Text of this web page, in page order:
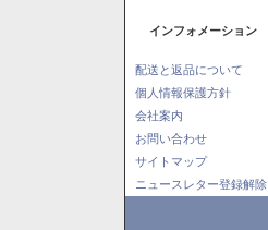
インフォメーション
配送と返品について
個人情報保護方針
会社案内
お問い合わせ
サイトマップ
ニュースレター登録解除